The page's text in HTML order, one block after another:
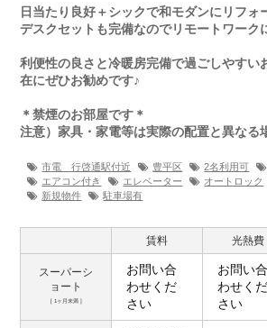
日当たり良好＋シックで和モダンにリフォ
デスクセットも完備なのでリモートワーク
利便性の良さと冷暖房完備で過ごしやすい
在にぜひお勧めです♪
＊禁煙のお部屋です＊
注意）家具・家電等は実際の配置と異なる
市電 行啓通駅付近 豊平区 2名利用可
エアコン付き
エレベーター オートロック
新規物件
駐車場有
賃料 光熱費
スーパーシ
ョート
[ 1ヶ月未満 ]
お問い合
わせくだ
さい
お問い合
わせくだ
さい